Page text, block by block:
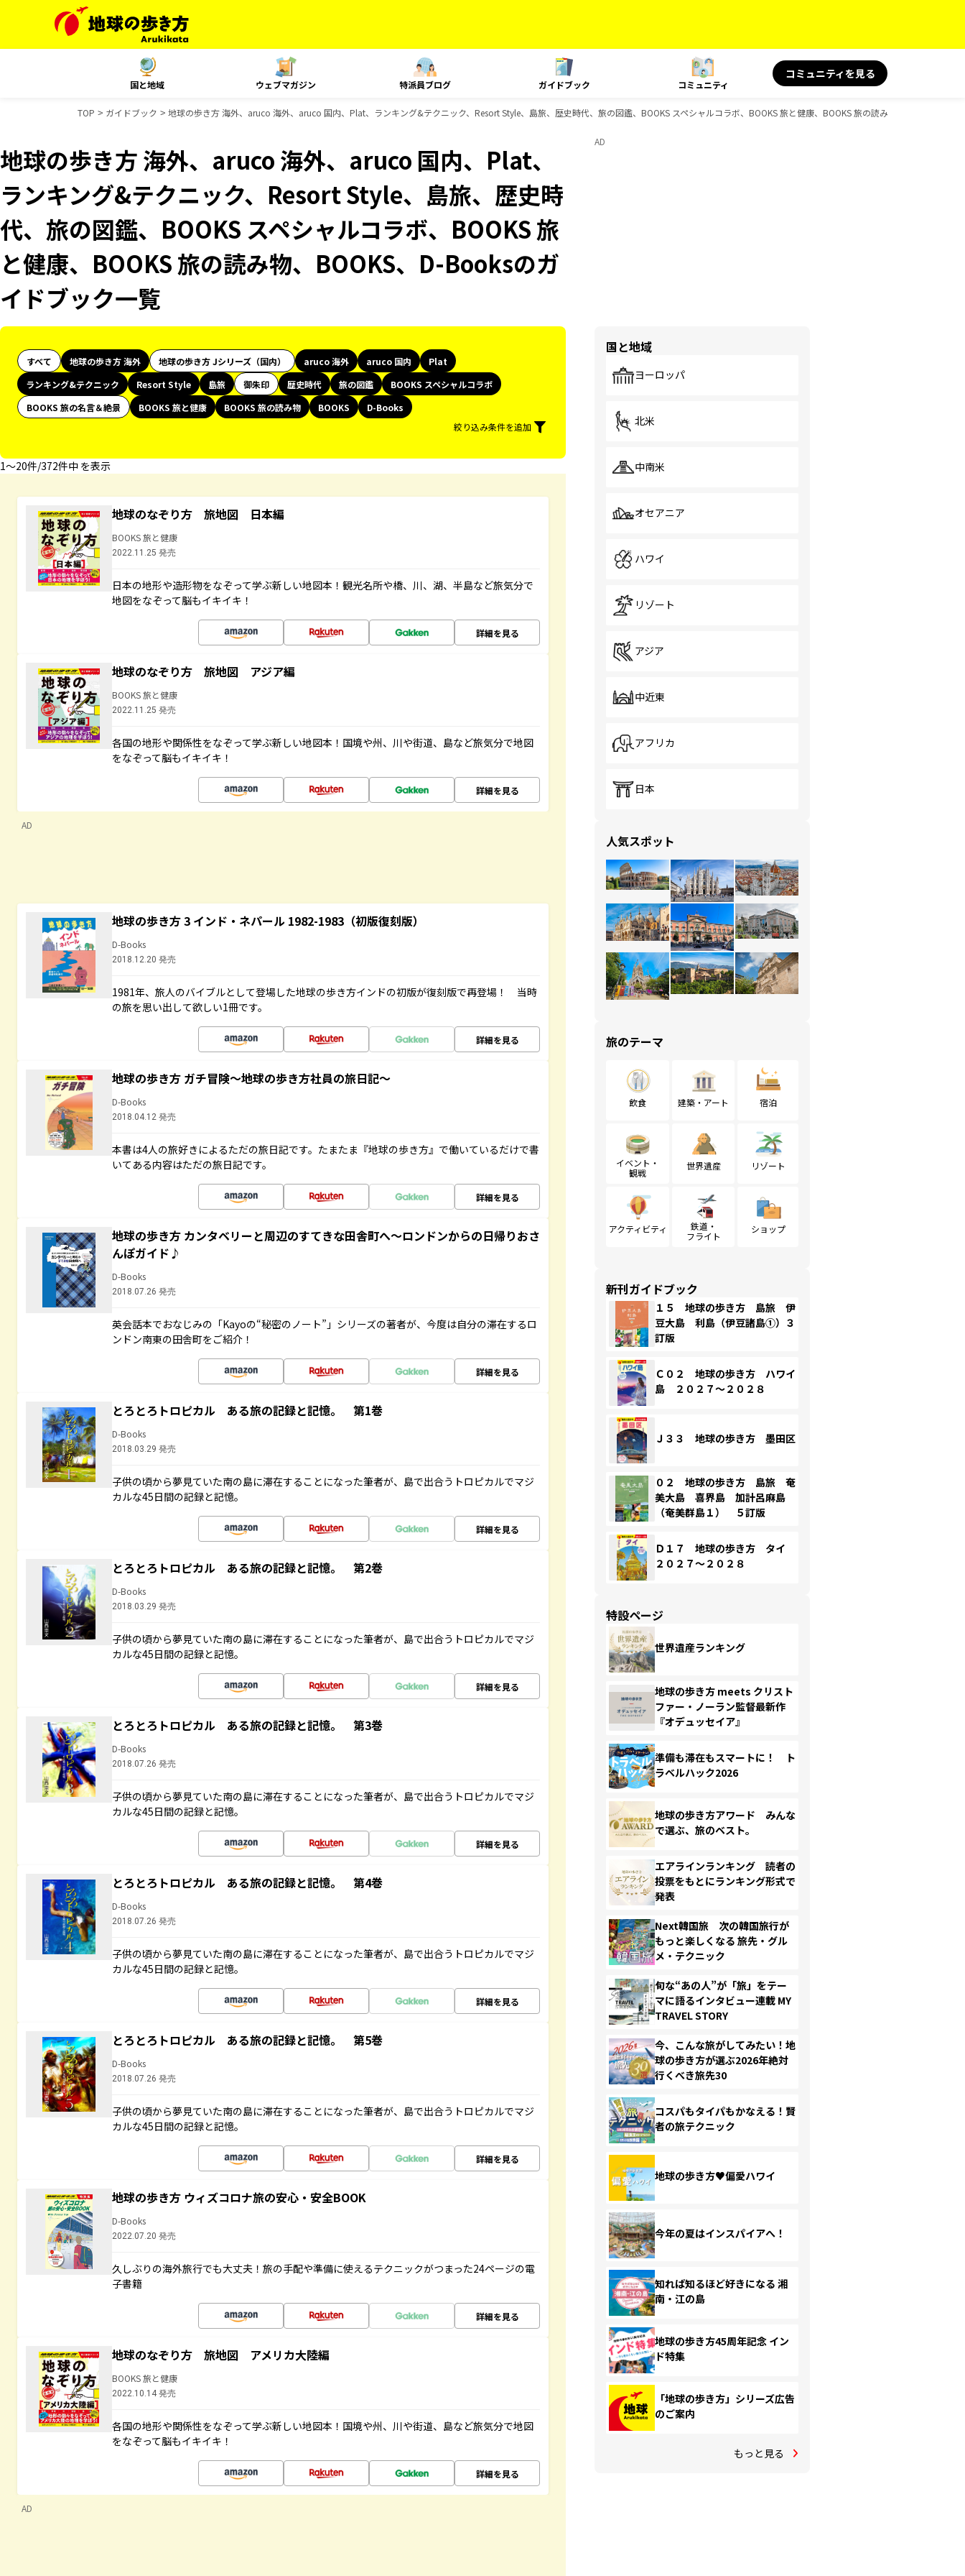
国と地域 ウェブマガジン 特派員ブログ ガイドブック コミュニティ
コミュニティを見る
TOP ガイドブック 地球の歩き方 海外、aruco 海外、aruco 国内、Plat、ランキング&テクニック、Resort Style、島旅、歴史時代、旅の図鑑、BOOKS スペシャルコラボ、BOOKS 旅と健康、BOOKS 旅の読み物、BOOKS、D-
地球の歩き方 海外、aruco 海外、aruco 国内、Plat、
ランキング&テクニック、Resort Style、島旅、歴史時
代、旅の図鑑、BOOKS スペシャルコラボ、BOOKS 旅
と健康、BOOKS 旅の読み物、BOOKS、D-Booksのガ
イドブック一覧
すべて 地球の歩き方 海外 地球の歩き方 Jシリーズ（国内） aruco 海外 aruco 国内
Plat
ランキング&テクニック
Resort Style 島旅 御朱印 歴史時代 旅の図鑑
BOOKS スペシャルコラボ
BOOKS 旅の名言＆絶景
BOOKS 旅と健康 BOOKS 旅の読み物 BOOKS
D-Books
絞り込み条件を追加
1〜20件/372件中 を表示
地球のなぞり方 旅地図 日本編
BOOKS 旅と健康
2022.11.25 発売
日本の地形や造形物をなぞって学ぶ新しい地図本！観光名所や橋、川、湖、半島など旅気分で
地図をなぞって脳もイキイキ！
詳細を見る
地球のなぞり方 旅地図 アジア編
BOOKS 旅と健康
2022.11.25 発売
各国の地形や関係性をなぞって学ぶ新しい地図本！国境や州、川や街道、島など旅気分で地図
をなぞって脳もイキイキ！
詳細を見る
AD
地球の歩き方 3 インド・ネパール 1982-1983（初版復刻版）
D-Books
2018.12.20 発売
1981年、旅人のバイブルとして登場した地球の歩き方インドの初版が復刻版で再登場！ 当時
の旅を思い出して欲しい1冊です。
詳細を見る
地球の歩き方 ガチ冒険～地球の歩き方社員の旅日記～
D-Books
2018.04.12 発売
本書は4人の旅好きによるただの旅日記です。たまたま『地球の歩き方』で働いているだけで書
いてある内容はただの旅日記です。
詳細を見る
地球の歩き方 カンタベリーと周辺のすてきな田舎町へ～ロンドンからの日帰りおさ
んぽガイド♪
D-Books
2018.07.26 発売
英会話本でおなじみの「Kayoの“秘密のノート”」シリーズの著者が、今度は自分の滞在するロ
ンドン南東の田舎町をご紹介！
詳細を見る
とろとろトロピカル ある旅の記録と記憶。 第1巻
D-Books
2018.03.29 発売
子供の頃から夢見ていた南の島に滞在することになった筆者が、島で出合うトロピカルでマジ
カルな45日間の記録と記憶。
詳細を見る
とろとろトロピカル ある旅の記録と記憶。 第2巻
D-Books
2018.03.29 発売
子供の頃から夢見ていた南の島に滞在することになった筆者が、島で出合うトロピカルでマジ
カルな45日間の記録と記憶。
詳細を見る
とろとろトロピカル ある旅の記録と記憶。 第3巻
D-Books
2018.07.26 発売
子供の頃から夢見ていた南の島に滞在することになった筆者が、島で出合うトロピカルでマジ
カルな45日間の記録と記憶。
詳細を見る
とろとろトロピカル ある旅の記録と記憶。 第4巻
D-Books
2018.07.26 発売
子供の頃から夢見ていた南の島に滞在することになった筆者が、島で出合うトロピカルでマジ
カルな45日間の記録と記憶。
詳細を見る
とろとろトロピカル ある旅の記録と記憶。 第5巻
D-Books
2018.07.26 発売
子供の頃から夢見ていた南の島に滞在することになった筆者が、島で出合うトロピカルでマジ
カルな45日間の記録と記憶。
詳細を見る
地球の歩き方 ウィズコロナ旅の安心・安全BOOK
D-Books
2022.07.20 発売
久しぶりの海外旅行でも大丈夫！旅の手配や準備に使えるテクニックがつまった24ページの電
子書籍
詳細を見る
地球のなぞり方 旅地図 アメリカ大陸編
BOOKS 旅と健康
2022.10.14 発売
各国の地形や関係性をなぞって学ぶ新しい地図本！国境や州、川や街道、島など旅気分で地図
をなぞって脳もイキイキ！
詳細を見る
AD
AD
国と地域
ヨーロッパ
北米
中南米
オセアニア
ハワイ
リゾート
アジア
中近東
アフリカ
日本
人気スポット
旅のテーマ
飲食 建築・アート 宿泊
イベント・
観戦
世界遺産 リゾート
アクティビティ
鉄道・
フライト
ショップ
新刊ガイドブック
１５ 地球の歩き方 島旅 伊
豆大島 利島（伊豆諸島①）３
訂版
Ｃ０２ 地球の歩き方 ハワイ
島 ２０２７～２０２８
Ｊ３３ 地球の歩き方 墨田区
０２ 地球の歩き方 島旅 奄
美大島 喜界島 加計呂麻島
（奄美群島１） ５訂版
Ｄ１７ 地球の歩き方 タイ
２０２７～２０２８
特設ページ
世界遺産ランキング
地球の歩き方 meets クリスト
ファー・ノーラン監督最新作
『オデュッセイア』
準備も滞在もスマートに！ ト
ラベルハック2026
地球の歩き方アワード みんな
で選ぶ、旅のベスト。
エアラインランキング 読者の
投票をもとにランキング形式で
発表
Next韓国旅 次の韓国旅行が
もっと楽しくなる 旅先・グル
メ・テクニック
旬な“あの人”が「旅」をテー
マに語るインタビュー連載 MY
TRAVEL STORY
今、こんな旅がしてみたい！地
球の歩き方が選ぶ2026年絶対
行くべき旅先30
コスパもタイパもかなえる！賢
者の旅テクニック
地球の歩き方♥偏愛ハワイ
今年の夏はインスパイアへ！
知れば知るほど好きになる 湘
南・江の島
地球の歩き方45周年記念 イン
ド特集
「地球の歩き方」シリーズ広告
のご案内
もっと見る